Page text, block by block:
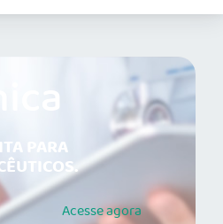
PARA
Acesseagora